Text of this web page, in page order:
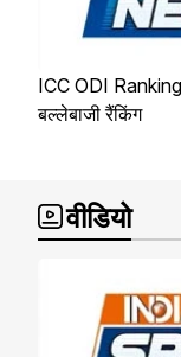
ICC ODI
बल्लेबाजी रैंकिंग
वीडियो